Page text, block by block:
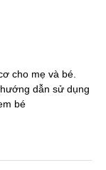
cho mẹ và bé.
dẫn sử dụng
bé